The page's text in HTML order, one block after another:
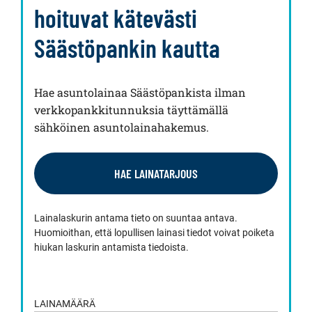
hoituvat kätevästi
Säästöpankin kautta
Hae asuntolainaa Säästöpankista ilman
verkkopankkitunnuksia täyttämällä
sähköinen asuntolainahakemus.
HAE LAINATARJOUS
Lainalaskurin antama tieto on suuntaa antava.
Huomioithan, että lopullisen lainasi tiedot voivat poiketa
hiukan laskurin antamista tiedoista.
LAINAMÄÄRÄ